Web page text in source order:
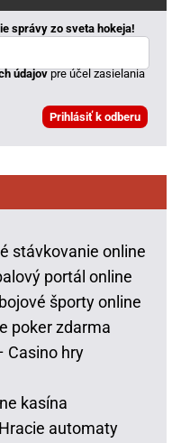
správy zo sveta hokeja!
údajovpre účel zasielania
stávkovanie online
portál online
športy online
poker zdarma
Casino hry
kasína
automaty